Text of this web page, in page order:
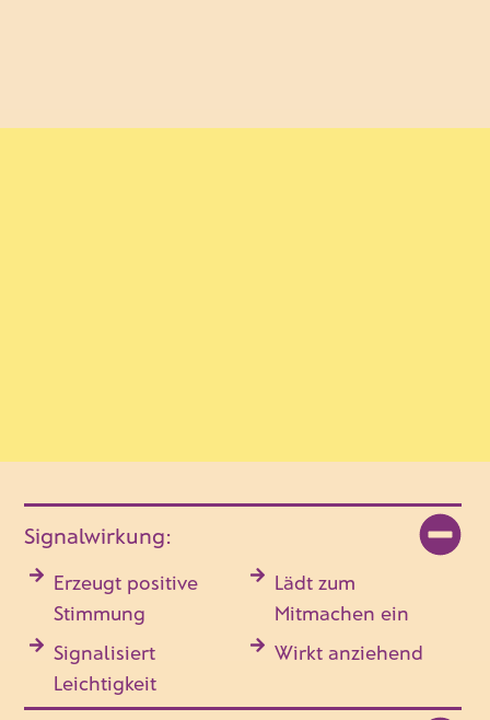
Signalwirkung:
Erzeugt positive
Stimmung
Signalisiert
Leichtigkeit
Lädt zum
Mitmachen ein
Wirkt anziehend